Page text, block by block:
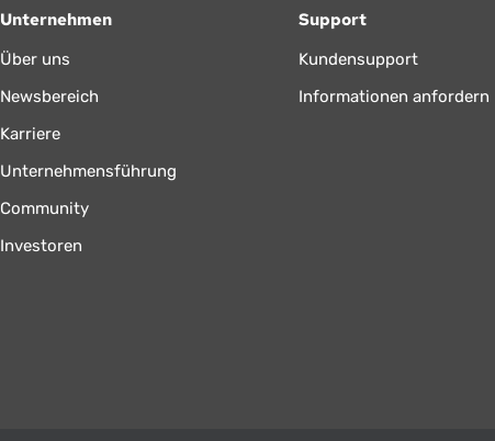
Unternehmen
Über uns
Newsbereich
Karriere
Unternehmensführung
Community
Investoren
Support
Kundensupport
Informationen anfordern